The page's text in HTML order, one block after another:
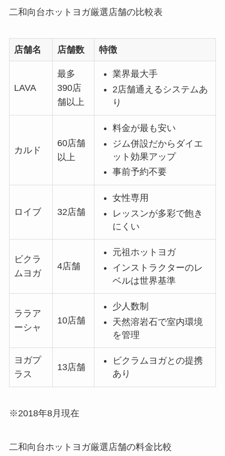
二和向台ホットヨガ厳選店舗の比較表
店舗名 店舗数 特徴
LAVA
最多
390店
舗以上
業界最大手
2店舗通えるシステムあ
り
カルド
60店舗
以上
料金が最も安い
ジム併設だからダイエ
ット効果アップ
事前予約不要
ロイブ 32店舗
女性専用
レッスンが多彩で飽き
にくい
ビクラ
ムヨガ
4店舗
元祖ホットヨガ
インストラクターのレ
ベルは世界基準
ララア
ーシャ
10店舗
少人数制
天然溶岩石で室内環境
を管理
ヨガプ
ラス
13店舗
ビクラムヨガとの提携
あり
※2018年8月現在
二和向台ホットヨガ厳選店舗の料金比較